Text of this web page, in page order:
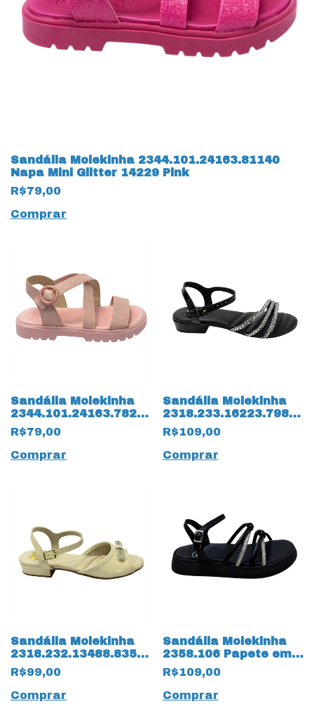
Sandália Molekinha 2344.101.24163.81140
Napa Mini Glitter 14229 Pink
R$79,00
Comprar
Sandália Molekinha
2344.101.24163.78276
Napa Mini Glitter
14230 Rosa
R$79,00
Comprar
Sandália Molekinha
2318.233.16223.79854
Verniz Premium
14165 Preto
R$109,00
Comprar
Sandália Molekinha
2318.232.13488.83517
Verniz Premium
14164 Creme
R$99,00
Comprar
Sandália Molekinha
2358.106 Papete em
Napa Turim Preto
R$109,00
Comprar